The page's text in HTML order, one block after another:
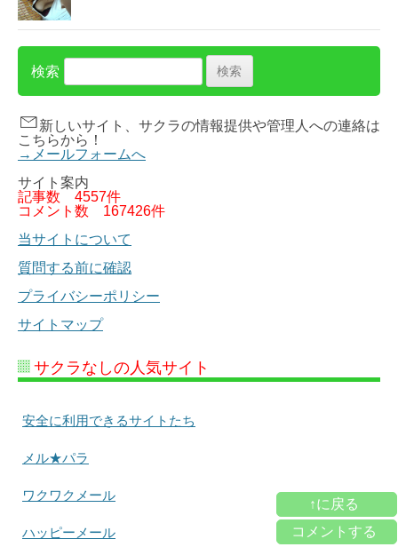
検索
新しいサイト、サクラの情報提供や管理人への連絡は
こちらから！
→メールフォームへ
サイト案内
記事数 4557件
コメント数 167426件
当サイトについて
質問する前に確認
プライバシーポリシー
サイトマップ
サクラなしの人気サイト
安全に利用できるサイトたち
メル★パラ
ワクワクメール
ハッピーメール
↑に戻る
コメントする